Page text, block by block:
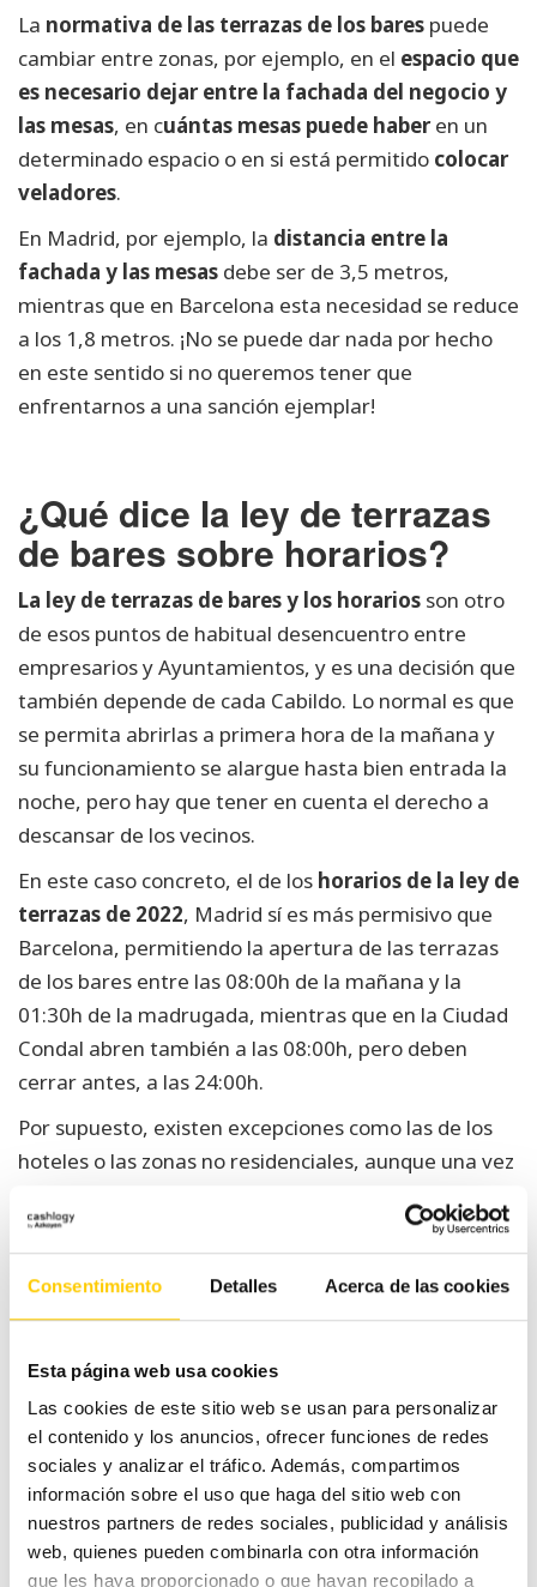
Consentimiento Detalles Acerca de las cookies
Esta página web usa cookies
Las cookies de este sitio web se usan para personalizar
el contenido y los anuncios, ofrecer funciones de redes
sociales y analizar el tráfico. Además, compartimos
información sobre el uso que haga del sitio web con
nuestros partners de redes sociales, publicidad y análisis
web, quienes pueden combinarla con otra información
que les haya proporcionado o que hayan recopilado a
La normativa de las terrazas de los bares puede
cambiar entre zonas, por ejemplo, en el espacio que
es necesario dejar entre la fachada del negocio y
las mesas, en cuántas mesas puede haberen un
determinado espacio o en si está permitido colocar
veladores.
En Madrid, por ejemplo, la distancia entre la
fachada y las mesas debe ser de 3,5 metros,
mientras que en Barcelona esta necesidad se reduce
a los 1,8 metros. ¡No se puede dar nada por hecho
en este sentido si no queremos tener que
enfrentarnos a una sanción ejemplar!
¿Qué dice la ley de terrazas
de bares sobre horarios?
La ley de terrazas de bares y los horarios son otro
de esos puntos de habitual desencuentro entre
empresarios y Ayuntamientos, y es una decisión que
también depende de cada Cabildo. Lo normal es que
se permita abrirlas a primera hora de la mañana y
su funcionamiento se alargue hasta bien entrada la
noche, pero hay que tener en cuenta el derecho a
descansar de los vecinos.
En este caso concreto, el de los horarios de la ley de
terrazas de 2022, Madrid sí es más permisivo que
Barcelona, permitiendo la apertura de las terrazas
de los bares entre las 08:00h de la mañana y la
01:30h de la madrugada, mientras que en la Ciudad
Condal abren también a las 08:00h, pero deben
cerrar antes, a las 24:00h.
Por supuesto, existen excepciones como las de los
hoteles o las zonas no residenciales, aunque una vez
normativa municipal, ya que cada localidad tiene la
suya y además es muy cambiante, por lo que
conviene estar permanentemente actualizado.
bares y terrazas, así que podéis estar seguros de
que conviene muchísimo estar al tanto de cada
cambio que pueda haber en la ley de terrazas de
bares, ¡porque suponen un ingreso extra muy a
tener en cuenta!